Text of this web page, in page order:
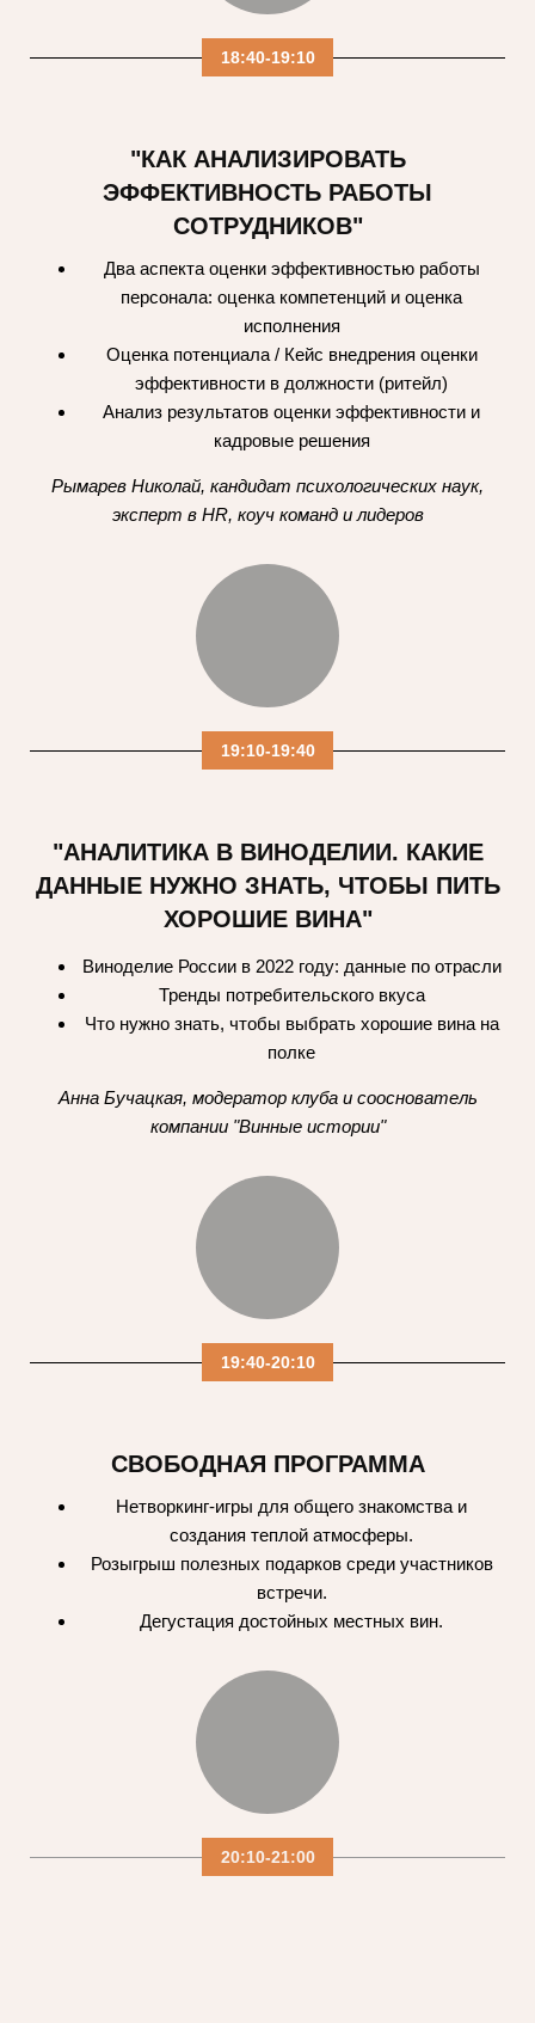
18:40-19:10
19:10-19:40
"КАК АНАЛИЗИРОВАТЬ
ЭФФЕКТИВНОСТЬ РАБОТЫ
СОТРУДНИКОВ"
Два аспекта оценки эффективностью работы
персонала: оценка компетенций и оценка
исполнения
Оценка потенциала / Кейс внедрения оценки
эффективности в должности (ритейл)
Анализ результатов оценки эффективности и
кадровые решения
Рымарев Николай, кандидат психологических наук,
эксперт в HR, коуч команд и лидеров
19:40-20:10
"АНАЛИТИКА В ВИНОДЕЛИИ. КАКИЕ
ДАННЫЕ НУЖНО ЗНАТЬ, ЧТОБЫ ПИТЬ
ХОРОШИЕ ВИНА"
Виноделие России в 2022 году: данные по отрасли
Тренды потребительского вкуса
Что нужно знать, чтобы выбрать хорошие вина на
полке
Анна Бучацкая, модератор клуба и сооснователь
компании "Винные истории"
20:10-21:00
СВОБОДНАЯ ПРОГРАММА
Нетворкинг-игры для общего знакомства и
создания теплой атмосферы.
Розыгрыш полезных подарков среди участников
встречи.
Дегустация достойных местных вин.